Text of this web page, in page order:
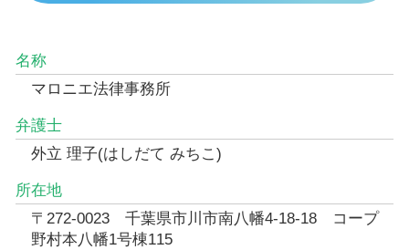
名称
マロニエ法律事務所
弁護士
外立 理子(はしだて みちこ)
所在地
〒272-0023 千葉県市川市南八幡4-18-18 コープ
野村本八幡1号棟115